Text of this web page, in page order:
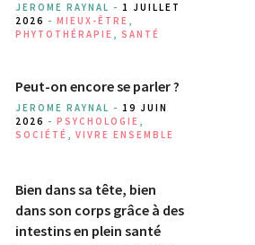
JEROME RAYNAL - 1 JUILLET
2026 - MIEUX-ÊTRE ,
PHYTOTHÉRAPIE , SANTÉ
Peut-on encore se parler ?
JEROME RAYNAL - 19 JUIN
2026 - PSYCHOLOGIE ,
SOCIÉTÉ , VIVRE ENSEMBLE
Bien dans sa tête, bien
dans son corps grâce à des
intestins en plein santé